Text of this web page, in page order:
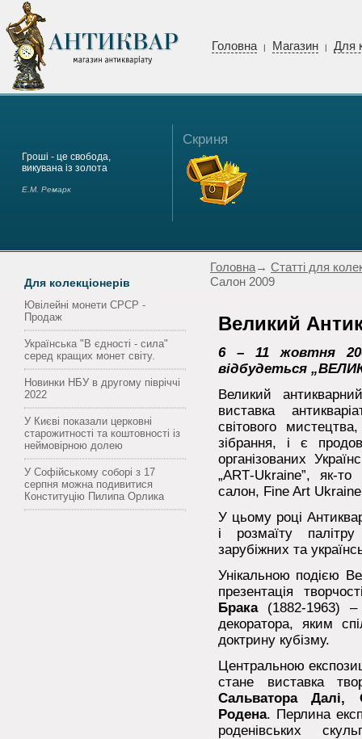
Головна | Магазин | Для
Гроші - це свобода,
викувана із золота
Е.М. Ремарк
Скриня
Для колекціонерів
Ювілейні монети СРСР -
Продаж
Українська "В єдності - сила"
серед кращих монет світу.
Новинки НБУ в другому півріччі
2022
У Києві показали церковні
старожитності та коштовності із
неймовірною долею
У Софійському соборі з 17
серпня можна подивитися
Конституцію Пилипа Орлика
Головна→ Статті для
Салон 2009
Великий
6 – 11 жовтня
відбудеться
Великий
виставка
світового
зібрання, і є
організованих
„АRТ-Ukraine”, як-
салон, Fine Art
У цьому році
і розмаїту
зарубіжних та
Унікальною подією
презентація
Брака(1882-1963) –
декоратора, яким
доктрину кубізму.
Центральною
стане виставка
Сальватора Далі,
Родена. Перлина
роденівських